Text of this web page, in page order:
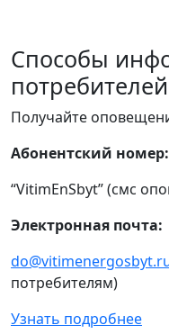
Способы
потребителей
Получайте
Абонентский номер:
“VitimEnSbyt” (смс
Электронная почта:
потребителям)
Узнать подробнее